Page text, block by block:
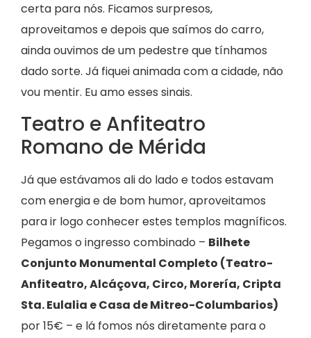
certa para nós. Ficamos surpresos,
aproveitamos e depois que saímos do carro,
ainda ouvimos de um pedestre que tínhamos
dado sorte. Já fiquei animada com a cidade, não
vou mentir. Eu amo esses sinais.
Teatro e Anfiteatro
Romano de Mérida
Já que estávamos ali do lado e todos estavam
com energia e de bom humor, aproveitamos
para ir logo conhecer estes templos magníficos.
Pegamos o ingresso combinado – Bilhete
Conjunto Monumental Completo (Teatro-
Anfiteatro, Alcáçova, Circo, Morería, Cripta
Sta. Eulalia e Casa de Mitreo-Columbarios)
por 15€ – e lá fomos nós diretamente para o